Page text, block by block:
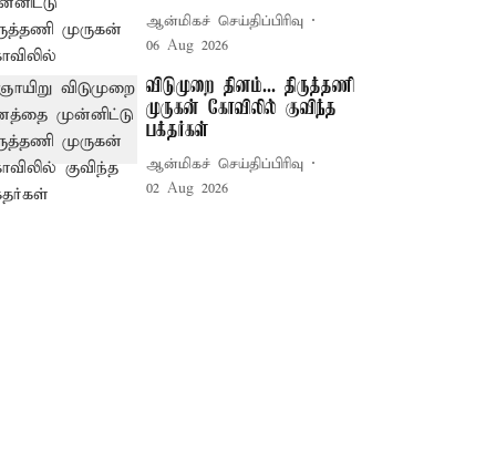
ஆன்மிகச் செய்திப்பிரிவு
06 Aug 2026
விடுமுறை தினம்... திருத்தணி
முருகன் கோவிலில் குவிந்த
பக்தர்கள்
ஆன்மிகச் செய்திப்பிரிவு
02 Aug 2026